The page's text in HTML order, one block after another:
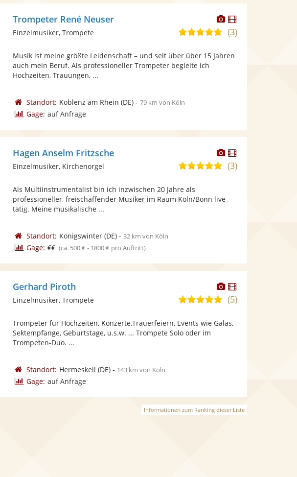
Dieser
Künstler
stellt
bereit.
Dieser
Künstler
Trompeter René Neuser
5,0
5
(3)
Einzelmusiker, Trompete
Musik ist meine größte Leidenschaft – und seit über über 15 Jahren
auch mein Beruf. Als professioneller Trompeter begleite ich
Hochzeiten, Trauungen, ...
Standort: Koblenz am Rhein (DE)- 79 km von Köln
Gage: auf Anfrage
Dieser
Künstler
stellt
Dieser
Künstler
Hagen Anselm Fritzsche
5,0
Sternen
(3)
Einzelmusiker, Kirchenorgel
Als Multiinstrumentalist bin ich inzwischen 20 Jahre als
professioneller, freischaffender Musiker im Raum Köln/Bonn live
tätig. Meine musikalische ...
Standort: Königswinter(DE)- 32 km von Köln
Gage: €€ (ca. 500 € - 1800 € pro Auftritt)
Dieser
Künstler
stellt
bereit.
Dieser
Künstler
Gerhard Piroth
5,0
5
(5)
Einzelmusiker, Trompete
Trompeter für Hochzeiten, Konzerte,Trauerfeiern, Events wie Galas,
Sektempfänge, Geburtstage, u.s.w. ... Trompete Solo oder im
Trompeten-Duo. ...
Standort: Hermeskeil (DE)- 143 km von Köln
Gage: auf Anfrage
Informationen zum Ranking dieser Liste